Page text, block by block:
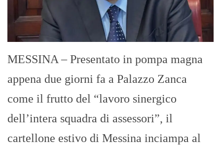
MESSINA – Presentato in pompa magna
appena due giorni fa a Palazzo Zanca
come il frutto del “lavoro sinergico
dell’intera squadra di assessori”, il
cartellone estivo di Messina inciampa al